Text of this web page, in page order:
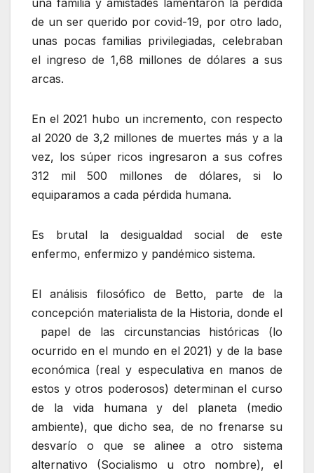
una familia y amistades lamentaron la pérdida
de un ser querido por covid-19, por otro lado,
unas pocas familias privilegiadas, celebraban
el ingreso de 1,68 millones de dólares a sus
arcas.
En el 2021 hubo un incremento, con respecto
al 2020 de 3,2 millones de muertes más y a la
vez, los súper ricos ingresaron a sus cofres
312 mil 500 millones de dólares, si lo
equiparamos a cada pérdida humana.
Es brutal la desigualdad social de este
enfermo, enfermizo y pandémico sistema.
El análisis filosófico de Betto, parte de la
concepción materialista de la Historia, donde el
papel de las circunstancias históricas (lo
ocurrido en el mundo en el 2021) y de la base
económica (real y especulativa en manos de
estos y otros poderosos) determinan el curso
de la vida humana y del planeta (medio
ambiente), que dicho sea, de no frenarse su
desvarío o que se alinee a otro sistema
alternativo (Socialismo u otro nombre), el